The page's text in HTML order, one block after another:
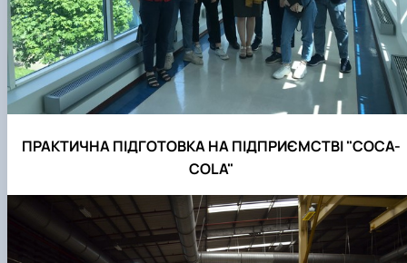
ПРАКТИЧНА ПІДГОТОВКА НА ПІДПРИЄМСТВІ "COCA-
COLA"